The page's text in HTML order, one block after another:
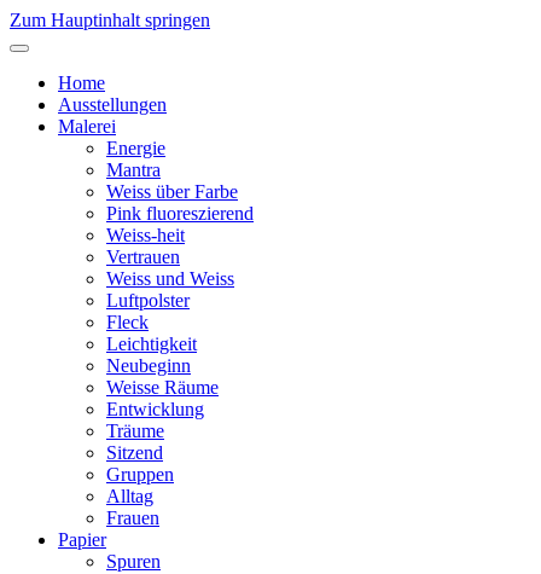
Zum Hauptinhalt springen
Home
Ausstellungen
Malerei
Energie
Mantra
Weiss über Farbe
Pink fluoreszierend
Weiss-heit
Vertrauen
Weiss und Weiss
Luftpolster
Fleck
Leichtigkeit
Neubeginn
Weisse Räume
Entwicklung
Träume
Sitzend
Gruppen
Alltag
Frauen
Papier
Spuren